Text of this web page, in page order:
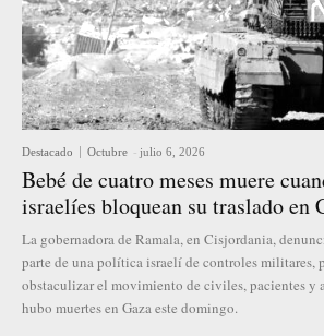
Destacado Octubre - julio 6, 2026
Bebé de cuatro meses muere
israelíes bloquean su traslado en
La gobernadora de Ramala, en Cisjordania,
parte de una política israelí de controles militares,
obstaculizar el movimiento de civiles, pacientes y
hubo muertes en Gaza este domingo.